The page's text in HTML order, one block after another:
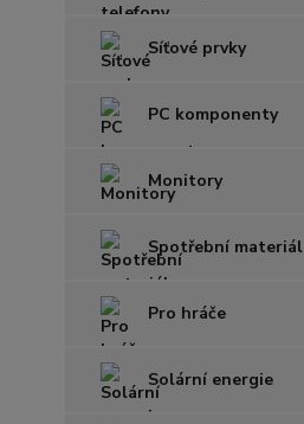
Síťové prvky
PC komponenty
Monitory
Spotřební materiál
Pro hráče
Solární energie